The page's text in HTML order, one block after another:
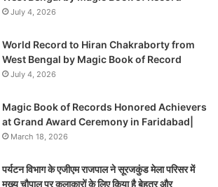
July 4, 2026
World Record to Hiran Chakraborty from
West Bengal by Magic Book of Record
July 4, 2026
Magic Book of Records Honored Achievers
at Grand Award Ceremony in Faridabad|
March 18, 2026
पर्यटन विभाग के एजीएम राजपाल ने सूरजकुंड मेला परिसर में
मुख्य चौपाल पर कलाकारों के लिए किया है बेहतर और